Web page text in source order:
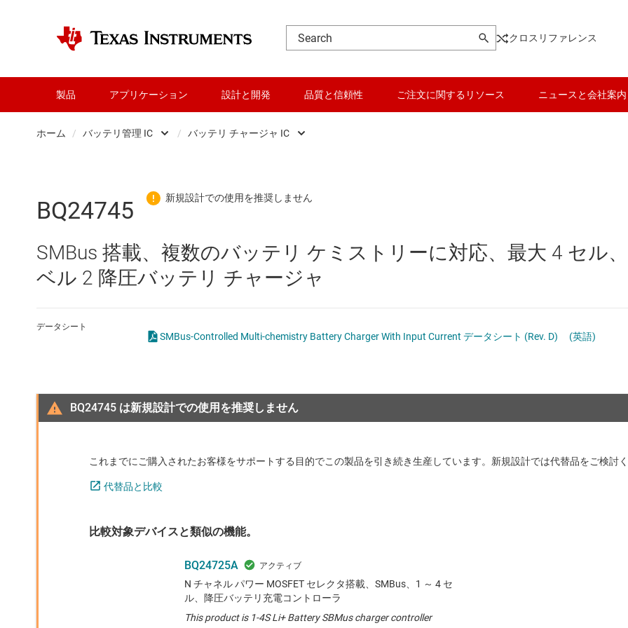
クロスリファレンス
製品 アプリケーション 設計と開発 品質と信頼性 ご注文に関するリソース ニュースと会社案内
ホーム / バッテリ管理 IC
RF とマイクロ波
インターフェイス
オーディオ、ハプティクス、およびピエゾ
ダイ / ウェハー サービス
マイコン (MCU) / プロセッサ
/ バッテリ チャージャ IC
バッテリ プロテクタ
バッテリ残量計
バッテリ認証 IC
BQ24745
SMBus 搭載、複数のバッテリ ケミストリーに対応、最大 4 セル
ベル 2 降圧バッテリ チャージャ
データシート
SMBus-Controlled Multi-chemistry Battery Charger With Input Current データシート (Rev. D) (英語)
BQ24745 は新規設計での使用を推奨しません
これまでにご購入されたお客様をサポートする目的でこの製品を引き続き生産しています。新規設計では代替品をご検討く
代替品と比較
比較対象デバイスと類似の機能。
BQ24725A
N チャネル パワー MOSFET セレクタ搭載、SMBus、1 ～ 4 セ
ル、降圧バッテリ充電コントローラ
This product is 1-4S Li+ Battery SBMus charger controller